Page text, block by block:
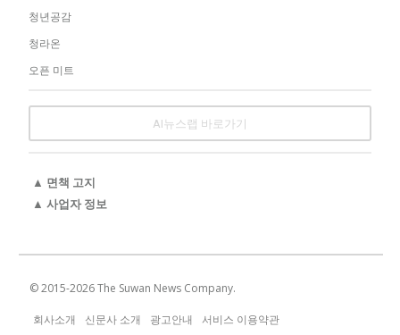
청년공감
청라온
오픈 미트
AI뉴스랩 바로가기
▲ 면책 고지
▲ 사업자 정보
© 2015-2026The Suwan News Company.
회사소개 신문사 소개 광고안내 서비스 이용약관